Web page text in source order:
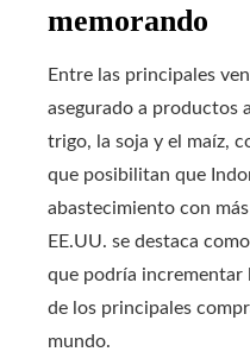
memorando
Entre las principales
asegurado a productos
trigo, la soja y el maíz,
que posibilitan que
abastecimiento con
EE.UU. se destaca
que podría incrementar
de los principales
mundo.